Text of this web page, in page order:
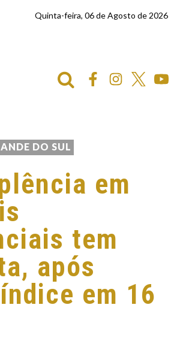
Quinta-feira, 06 de Agosto de 2026
DO SUL
em
tem
após
em 16